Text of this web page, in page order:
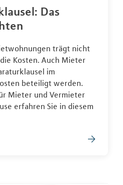
Das
trägt nicht
Kosten. Auch Mieter
im
beteiligt werden.
Mieter und Vermieter
erfahren Sie in diesem